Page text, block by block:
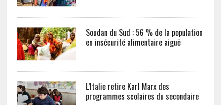
Soudan du Sud : 56 % de la population
en insécurité alimentaire aiguë
L’Italie retire Karl Marx des
programmes scolaires du secondaire